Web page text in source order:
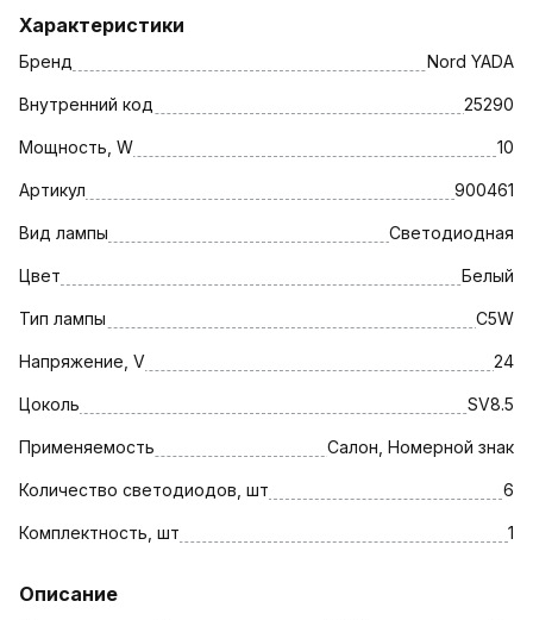
Характеристики
Бренд Nord YADA
Внутренний код 25290
Мощность, W 10
Артикул 900461
Вид лампы Светодиодная
Цвет Белый
Тип лампы C5W
Напряжение, V 24
Цоколь SV8.5
Применяемость Салон, Номерной знак
Количество светодиодов, шт 6
Комплектность, шт 1
Описание